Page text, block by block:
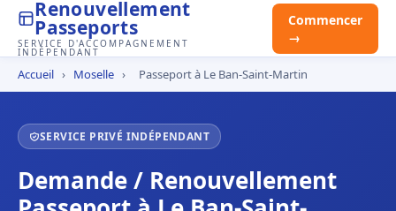
Renouvellement
Passeports
SERVICE D'ACCOMPAGNEMENT
INDÉPENDANT
Commencer
→
Accueil › Moselle › Passeport à Le Ban-Saint-Martin
SERVICE PRIVÉ INDÉPENDANT
Demande / Renouvellement